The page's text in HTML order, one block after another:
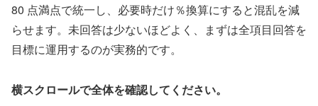
80 点満点で統一し、必要時だけ％換算にすると混乱を減
らせます。未回答は少ないほどよく、まずは全項目回答を
目標に運用するのが実務的です。
横スクロールで全体を確認してください。